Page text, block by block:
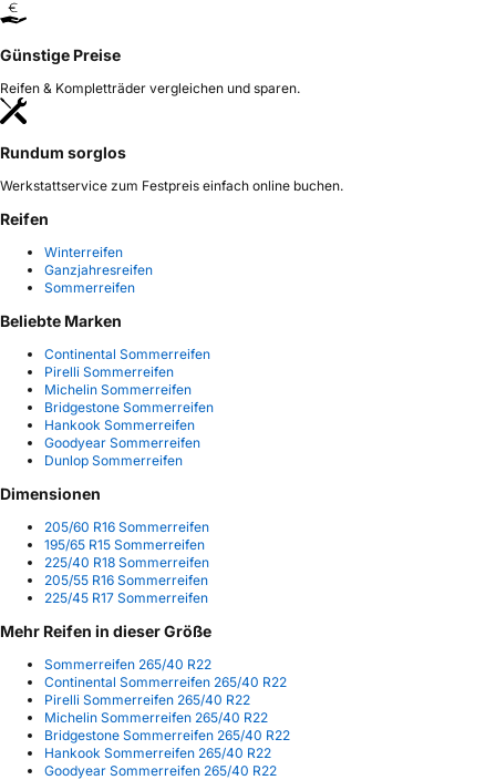
Günstige Preise
Reifen & Kompletträder vergleichen und sparen.
Rundum sorglos
Werkstattservice zum Festpreis einfach online buchen.
Reifen
Winterreifen
Ganzjahresreifen
Sommerreifen
Beliebte Marken
Continental Sommerreifen
Pirelli Sommerreifen
Michelin Sommerreifen
Bridgestone Sommerreifen
Hankook Sommerreifen
Goodyear Sommerreifen
Dunlop Sommerreifen
Dimensionen
205/60 R16 Sommerreifen
195/65 R15 Sommerreifen
225/40 R18 Sommerreifen
205/55 R16 Sommerreifen
225/45 R17 Sommerreifen
Mehr Reifen in dieser Größe
Sommerreifen 265/40 R22
Continental Sommerreifen 265/40 R22
Pirelli Sommerreifen 265/40 R22
Michelin Sommerreifen 265/40 R22
Bridgestone Sommerreifen 265/40 R22
Hankook Sommerreifen 265/40 R22
Goodyear Sommerreifen 265/40 R22